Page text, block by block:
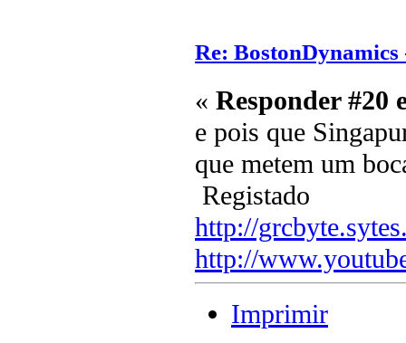
Re:
« Responder #20
e pois que
que metem um
Registado
http://
http://
Imprimir